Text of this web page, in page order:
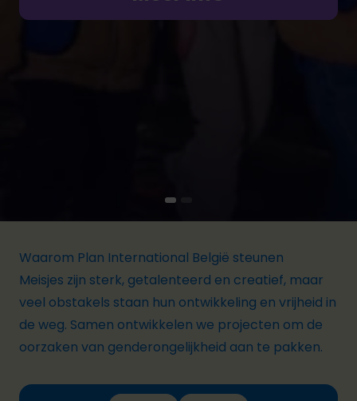
Waarom Plan International België steunen
Meisjes zijn sterk, getalenteerd en creatief, maar
veel obstakels staan hun ontwikkeling en vrijheid in
de weg. Samen ontwikkelen we projecten om de
oorzaken van genderongelijkheid aan te pakken.